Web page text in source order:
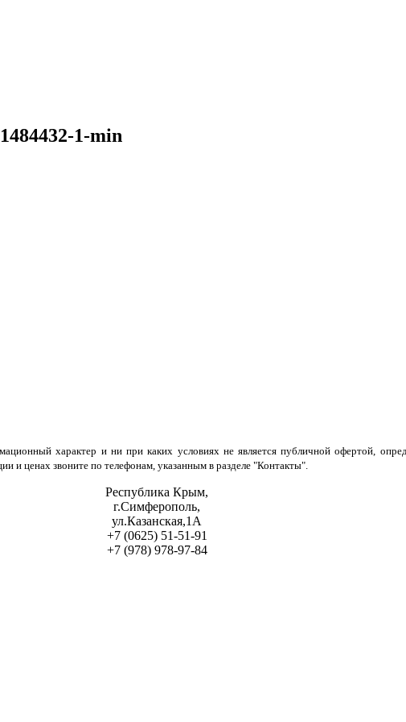
1-min
характер и ни при каких условиях не является публичной офертой,
и ценах звоните по телефонам, указанным в разделе "Контакты".
Республика Крым,
г.Симферополь,
ул.Казанская,1А
+7 (0625) 51-51-91
+7 (978) 978-97-84